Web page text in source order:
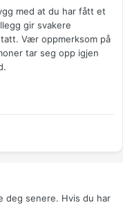
med at du har fått et
gir svakere
Vær oppmerksom på
tar seg opp igjen
deg senere. Hvis du har